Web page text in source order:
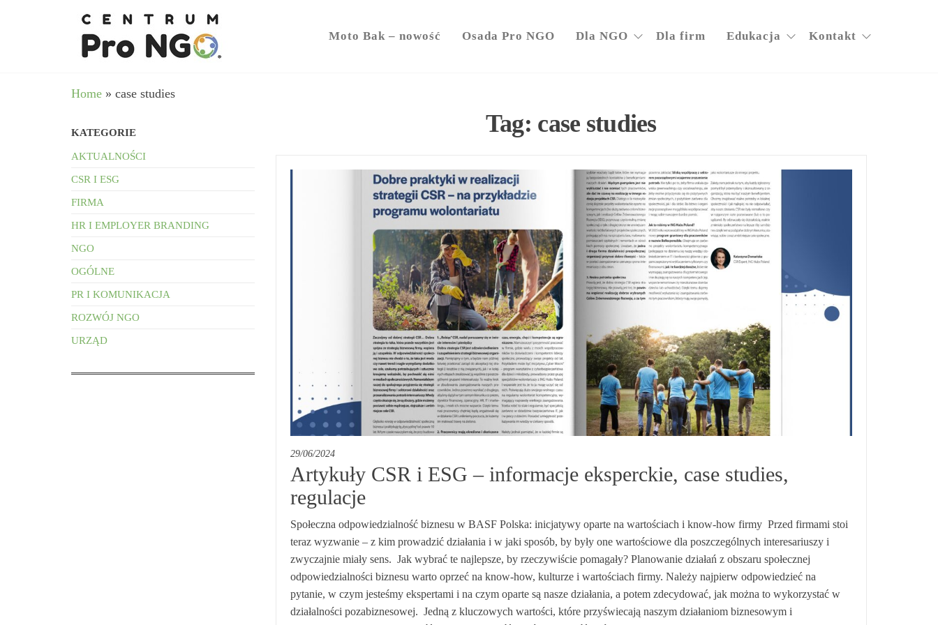
Moto Bak – nowość Osada Pro NGO Dla NGO Dla firm Edukacja Kontakt
Home » case studies
Tag: case studies
29/06/2024
Artykuły CSR i ESG – informacje eksperckie, case studies,
regulacje
Społeczna odpowiedzialność biznesu w BASF Polska: inicjatywy oparte na wartościach i know-how firmy Przed firmami stoi
teraz wyzwanie – z kim prowadzić działania i w jaki sposób, by były one wartościowe dla poszczególnych interesariuszy i
zwyczajnie miały sens. Jak wybrać te najlepsze, by rzeczywiście pomagały? Planowanie działań z obszaru społecznej
odpowiedzialności biznesu warto oprzeć na know-how, kulturze i wartościach firmy. Należy najpierw odpowiedzieć na
pytanie, w czym jesteśmy ekspertami i na czym oparte są nasze działania, a potem zdecydować, jak można to wykorzystać w
działalności pozabiznesowej. Jedną z kluczowych wartości, które przyświecają naszym działaniom biznesowym i
KATEGORIE
AKTUALNOŚCI
CSR I ESG
FIRMA
HR I EMPLOYER BRANDING
NGO
OGÓLNE
PR I KOMUNIKACJA
ROZWÓJ NGO
URZĄD